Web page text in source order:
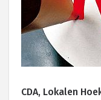
CDA, Lokalen